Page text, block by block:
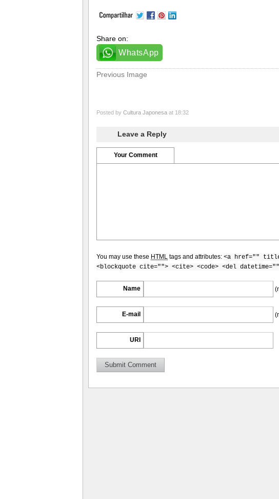
Share on:
WhatsApp
Previous Image
Posted by Cultura Japonesa at 18:32
Leave a Reply
Your Comment
You may use these HTML tags and attributes: <a href=""
<blockquote cite=""> <cite> <code> <del
Name
E-mail
URI